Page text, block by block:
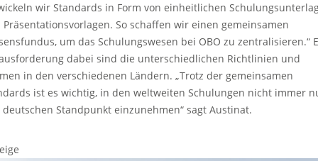
wir Standards in Form von einheitlichen
So schaffen wir einen gemeinsamen
um das Schulungswesen bei OBO zu zentralisieren.“
dabei sind die unterschiedlichen Richtlinien und
in den verschiedenen Ländern. „Trotz der gemeinsamen
ist es wichtig, in den weltweiten Schulungen nicht immer
Standpunkt einzunehmen“ sagt Austinat.